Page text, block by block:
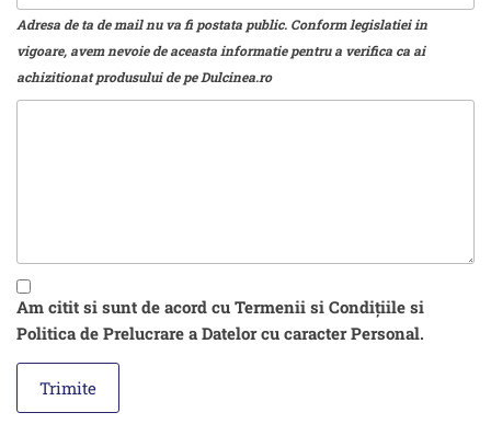
Adresa de ta de mail nu va fi postata public. Conform legislatiei in
vigoare, avem nevoie de aceasta informatie pentru a verifica ca ai
achizitionat produsului de pe Dulcinea.ro
Am citit si sunt de acord cu Termenii si Condițiile si
Politica de Prelucrare a Datelor cu caracter Personal.